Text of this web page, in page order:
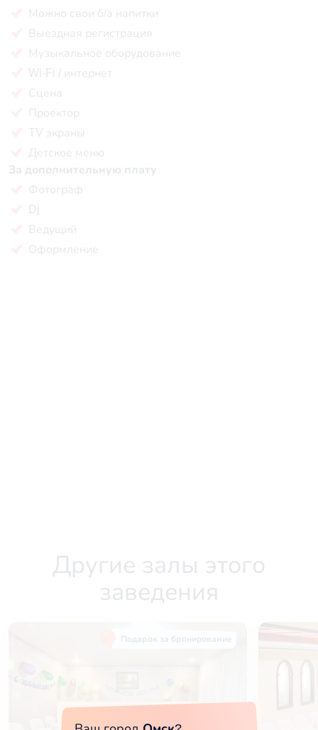
Можно свои б/а напитки
Выездная регистрация
Музыкальное оборудование
Wi-Fi / интернет
Сцена
Проектор
TV экраны
Детское меню
За дополнительную плату
Фотограф
Dj
Ведущий
Оформление
Другие залы этого
заведения